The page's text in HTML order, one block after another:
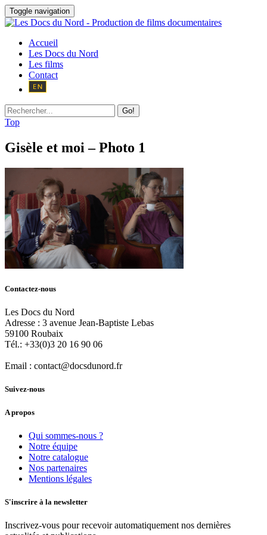
Toggle navigation
Accueil
Les Docs du Nord
Les films
Contact
Go!
Top
Gisèle et moi – Photo 1
Contactez-nous
Les Docs du Nord
Adresse : 3 avenue Jean-Baptiste Lebas
59100 Roubaix
Tél.: +33(0)3 20 16 90 06
Email : contact@docsdunord.fr
Suivez-nous
A propos
Qui sommes-nous ?
Notre équipe
Notre catalogue
Nos partenaires
Mentions légales
S'inscrire à la newsletter
Inscrivez-vous pour recevoir automatiquement nos dernières